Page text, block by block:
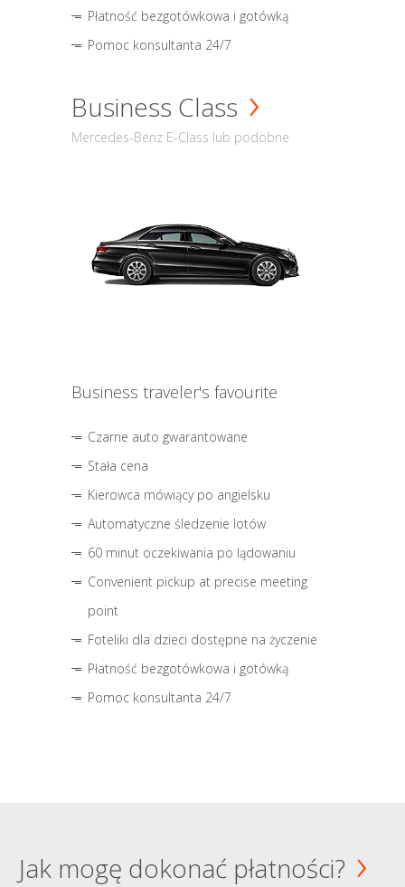
Płatność bezgotówkowa i gotówką
Pomoc konsultanta 24/7
Business Class
Mercedes-Benz E-Class lub podobne
Business traveler's favourite
Czarne auto gwarantowane
Stała cena
Kierowca mówiący po angielsku
Automatyczne śledzenie lotów
60 minut oczekiwania po lądowaniu
Convenient pickup at precise meeting
point
Foteliki dla dzieci dostępne na życzenie
Płatność bezgotówkowa i gotówką
Pomoc konsultanta 24/7
Jak mogę dokonać płatności?